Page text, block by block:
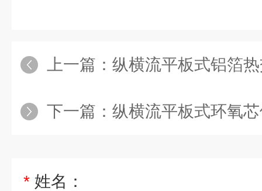
上一篇： 纵横流平板式铝箔热交
下一篇： 纵横流平板式环氧
* 姓名：